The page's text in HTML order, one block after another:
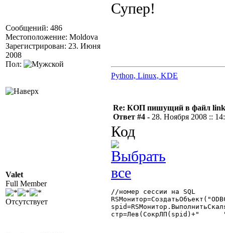
Сообщений: 486
Местоположение: Moldova
Зарегистрирован: 23. Июня
2008
Пол:
Супер!
Python, Linux, KDE
Valet
Full Member
Отсутствует
Re: КОП пишущий в файл
Ответ #4 - 28. Ноября 2008 ::
Код
//номер сессии на SQL
стр=Лев(СокрЛП(spid)+"